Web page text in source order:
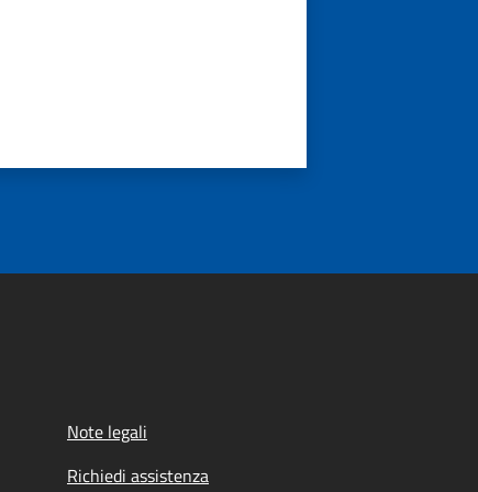
Note legali
Richiedi assistenza